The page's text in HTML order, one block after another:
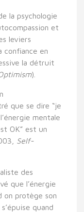
la psychologie
et
leviers
confiance en
la détruit
).
que se dire “je
mentale
OK” est un
Self-
des
que l’énergie
on protège son
quand